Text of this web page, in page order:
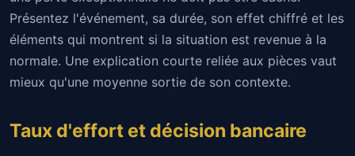
Présentez l'événement, sa durée, son effet chiffré et les
éléments qui montrent si la situation est revenue à la
normale. Une explication courte reliée aux pièces vaut
mieux qu'une moyenne sortie de son contexte.
Taux d'effort et décision bancaire